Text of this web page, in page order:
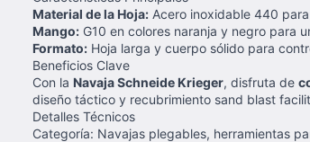
Material de la Hoja: Acero inoxidable 440
Mango: G10 en colores naranja y negro para
Formato: Hoja larga y cuerpo sólido para
Beneficios Clave
Con la Navaja Schneide Krieger, disfruta de
diseño táctico y recubrimiento sand blast
Detalles Técnicos
Categoría: Navajas plegables, herramientas